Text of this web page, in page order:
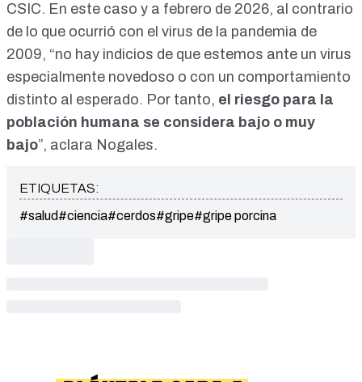
CSIC. En este caso y a febrero de 2026, al contrario
de lo que ocurrió con el virus de la pandemia de
2009, “no hay indicios de que estemos ante un virus
especialmente novedoso o con un comportamiento
distinto al esperado. Por tanto, el riesgo para la
población humana se considera bajo o muy
bajo”, aclara Nogales.
ETIQUETAS:
#salud#ciencia#cerdos#gripe#gripe porcina